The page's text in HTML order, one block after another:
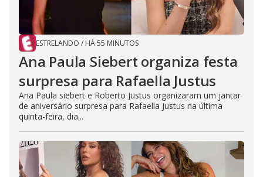
ESTRELANDO / HÁ 55 MINUTOS
Ana Paula Siebert organiza festa
surpresa para Rafaella Justus
Ana Paula siebert e Roberto Justus organizaram um jantar
de aniversário surpresa para Rafaella Justus na última
quinta-feira, dia...